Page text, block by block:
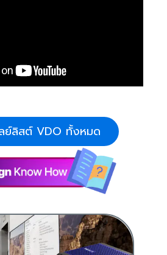
ย์ลิสต์ VDO ทั้งหมด